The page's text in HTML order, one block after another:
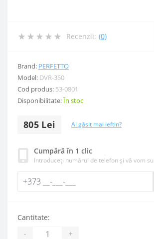
Recenzii: (0)
Brand: PERFETTO
Model: DVR-350
Cod produs: 53-0801
Disponibilitate:În stoc
805 Lei Ai găsit mai ieftin?
Cumpără în 1 clic
Introduceți numărul de telefon și vă vom
Cantitate:
- +